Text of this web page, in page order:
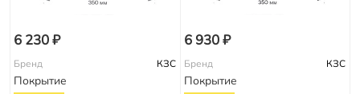
6 230 ₽
Бренд КЗС
Покрытие
6 930 ₽
Бренд КЗС
Покрытие